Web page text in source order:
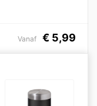
Vanaf € 5,99